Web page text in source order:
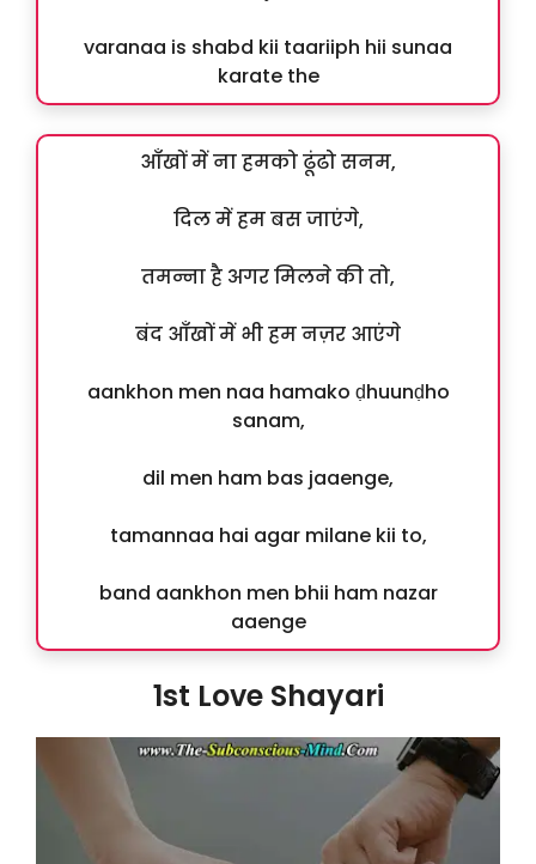
varanaa is shabd kii taariiph hii sunaa
karate the
आँखों में ना हमको ढूंढो सनम,
दिल में हम बस जाएंगे,
तमन्ना है अगर मिलने की तो,
बंद आँखों में भी हम नज़र आएंगे
aankhon men naa hamako ḍhuunḍho
sanam,
dil men ham bas jaaenge,
tamannaa hai agar milane kii to,
band aankhon men bhii ham nazar
aaenge
1st Love Shayari